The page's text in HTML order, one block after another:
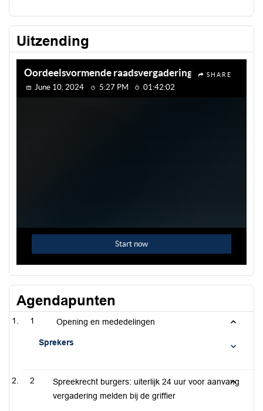
Uitzending
Agendapunten
1 Opening en mededelingen
Sprekers
2
Spreekrecht burgers: uiterlijk 24 uur voor aanvang
vergadering melden bij de griffier